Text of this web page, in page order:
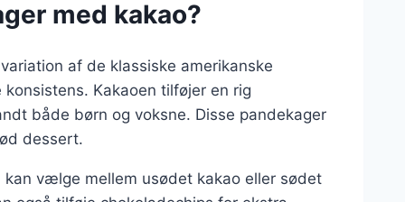
med kakao?
af de klassiske amerikanske
Kakaoen tilføjer en rig
både børn og voksne. Disse pandekager
dessert.
vælge mellem usødet kakao eller sødet